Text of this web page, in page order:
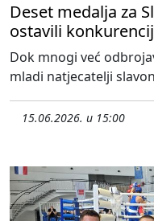
Deset medalja za
ostavili
Dok mnogi već
mladi natjecatelji
15.06.2026. u 15:00